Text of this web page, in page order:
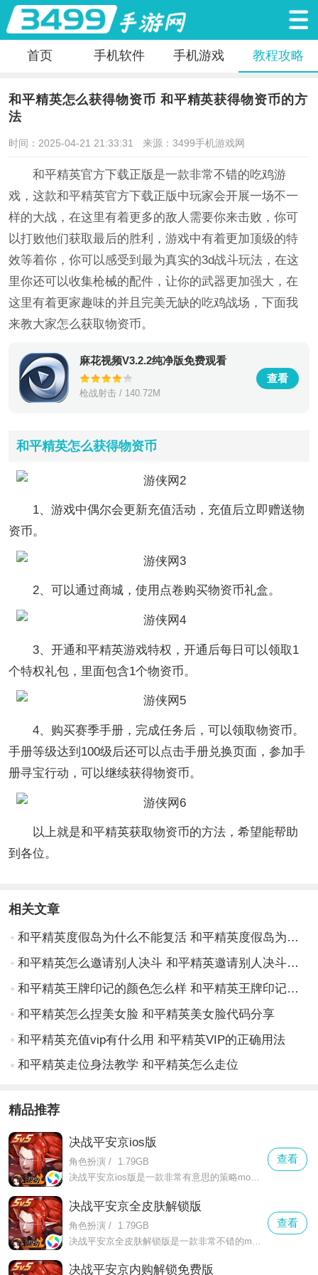
首页 手机软件 手机游戏 教程攻略
和平精英怎么获得物资币 和平精英获得物资币的方
法
时间：2025-04-21 21:33:31 来源：3499手机游戏网
和平精英官方下载正版是一款非常不错的吃鸡游
戏，这款和平精英官方下载正版中玩家会开展一场不一
样的大战，在这里有着更多的敌人需要你来击败，你可
以打败他们获取最后的胜利，游戏中有着更加顶级的特
效等着你，你可以感受到最为真实的3d战斗玩法，在这
里你还可以收集枪械的配件，让你的武器更加强大，在
这里有着更家趣味的并且完美无缺的吃鸡战场，下面我
来教大家怎么获取物资币。
麻花视频V3.2.2纯净版免费观看
枪战射击 / 140.72M
查看
和平精英怎么获得物资币
1、游戏中偶尔会更新充值活动，充值后立即赠送物
资币。
2、可以通过商城，使用点卷购买物资币礼盒。
3、开通和平精英游戏特权，开通后每日可以领取1
个特权礼包，里面包含1个物资币。
4、购买赛季手册，完成任务后，可以领取物资币。
手册等级达到100级后还可以点击手册兑换页面，参加手
册寻宝行动，可以继续获得物资币。
以上就是和平精英获取物资币的方法，希望能帮助
到各位。
相关文章
和平精英度假岛为什么不能复活 和平精英度假岛为什么不能复活
和平精英怎么邀请别人决斗 和平精英邀请别人决斗的方法
和平精英王牌印记的颜色怎么样 和平精英王牌印记的颜色有什么
和平精英怎么捏美女脸 和平精英美女脸代码分享
和平精英充值vip有什么用 和平精英VIP的正确用法
和平精英走位身法教学 和平精英怎么走位
精品推荐
决战平安京ios版
角色扮演 /
1.79GB
决战平安京ios版是一款非常有意思的策略moba对战类手游，在这款决战平安京ios版中玩家可以感受到相比较其他手游moba游戏更为流畅的操作模式
查看
决战平安京全皮肤解锁版
角色扮演 /
1.79GB
查看
决战平安京内购解锁免费版